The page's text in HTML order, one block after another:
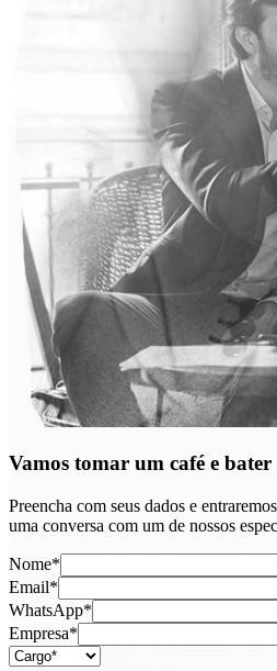
Vamos tomar um café e
Preencha com seus dados e
uma conversa com um de nossos
Nome*
Email*
WhatsApp*
Empresa*